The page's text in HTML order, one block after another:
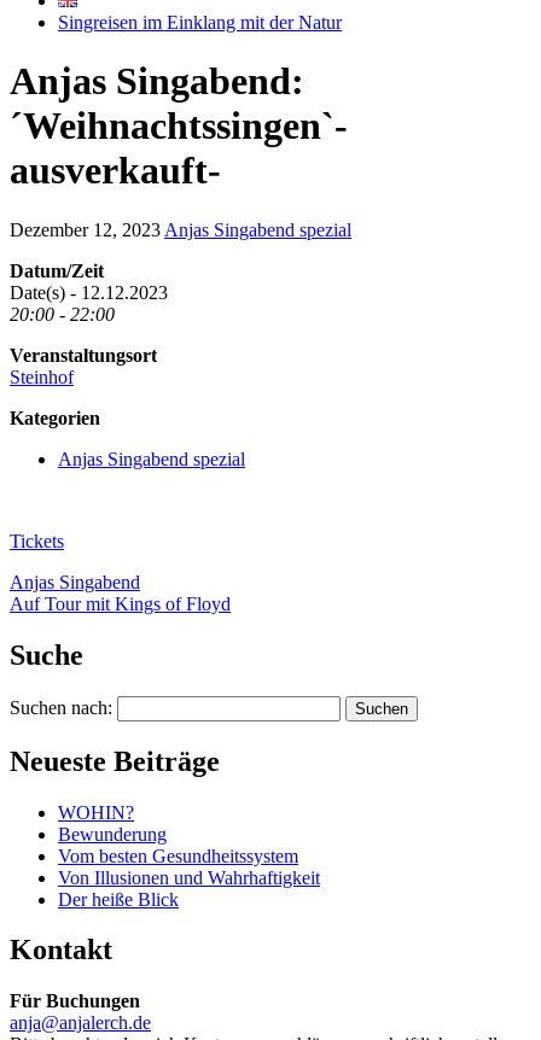
Singreisen im Einklang mit der Natur
Anjas Singabend:
´Weihnachtssingen`-
ausverkauft-
Dezember 12, 2023 Anjas Singabend spezial
Datum/Zeit
Date(s) - 12.12.2023
20:00 - 22:00
Veranstaltungsort
Steinhof
Kategorien
Anjas Singabend spezial
Tickets
Anjas Singabend
Auf Tour mit Kings of Floyd
Suche
Suchen nach:
Neueste Beiträge
WOHIN?
Bewunderung
Vom besten Gesundheitssystem
Von Illusionen und Wahrhaftigkeit
Der heiße Blick
Kontakt
Für Buchungen
anja@anjalerch.de